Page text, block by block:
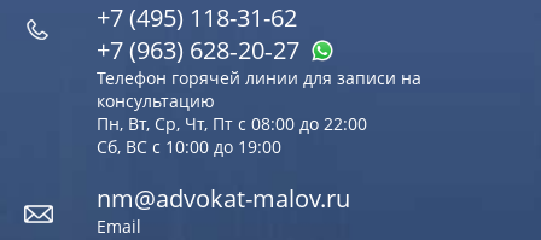
+7 (495) 118-31-62
+7 (963) 628‑20‑27
Телефон горячей линии для записи на
консультацию
Пн, Вт, Ср, Чт, Пт с 08:00 до 22:00
Сб, ВС с 10:00 до 19:00
nm@advokat-malov.ru
Email